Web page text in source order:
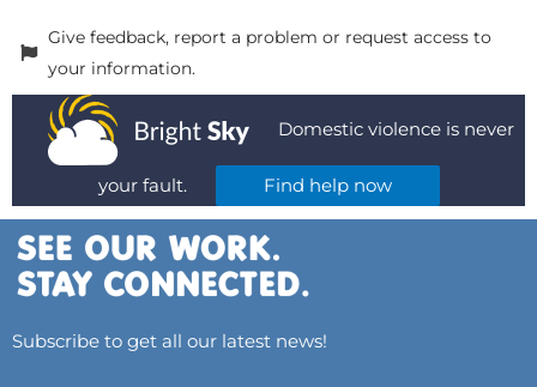
Give feedback, report a problem or request access to
your information.
Domestic violence is never
your fault. Find help now
Subscribe to get all our latest news!